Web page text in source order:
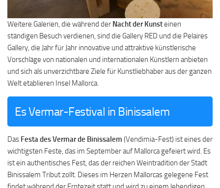
Weitere Galerien, die während der Nacht der Kunsteinen
ständigen Besuch verdienen, sind die Gallery RED und die Pelaires
Gallery, die Jahr für Jahr innovative und attraktive künstlerische
Vorschläge von nationalen und internationalen Künstlern anbieten
und sich als unverzichtbare Ziele für Kunstliebhaber aus der ganzen
Welt etablieren Insel Mallorca.
Es Vermar-Festival in Binissalem
Das Festa des Vermar de Binissalem (Vendimia-Fest) ist eines der
wichtigsten Feste, das im September auf Mallorca gefeiert wird. Es
ist ein authentisches Fest, das der reichen Weintradition der Stadt
Binissalem Tribut zollt. Dieses im Herzen Mallorcas gelegene Fest